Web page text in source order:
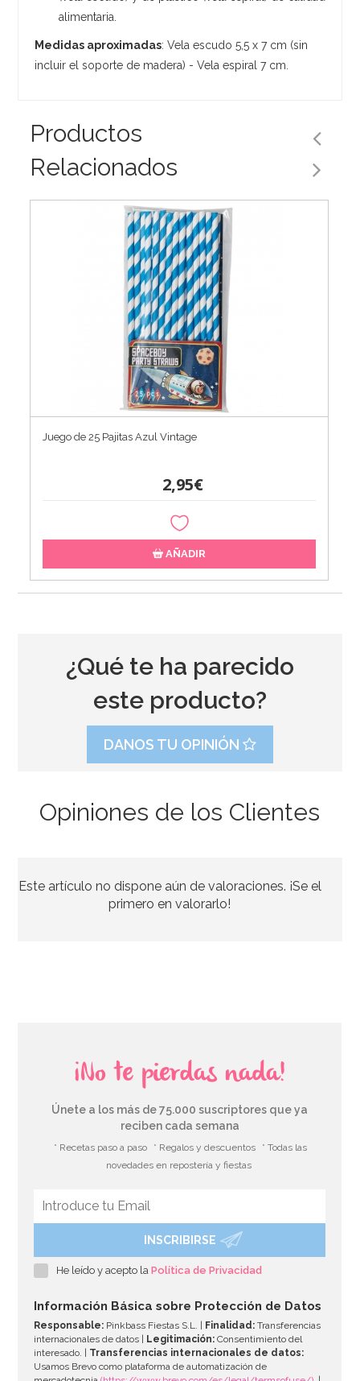
alimentaria.
Medidas aproximadas: Vela escudo 5,5 x 7 cm (sin
incluir el soporte de madera) - Vela espiral 7 cm.
Productos
Relacionados
Juego de 25 Pajitas Azul Vintage
2,95€
AÑADIR
64,95€ 54,55€
Stand con Ondas Rosa para Tartas 27,5 cm
AÑADIR
¿Qué te ha parecido
este producto?
DANOS TU OPINIÓN
Opiniones de los Clientes
Este artículo no dispone aún de valoraciones. ¡Se el
primero en valorarlo!
¡No te pierdas nada!
Únete a los más de 75.000 suscriptores que ya
reciben cada semana
* Recetas paso a paso * Regalos y descuentos
* Todas las
novedades en repostería y fiestas
INSCRIBIRSE
He leído y acepto laPolítica de Privacidad
Información Básica sobre Protección de Datos
Responsable: Pinkbass Fiestas S.L. | Finalidad: Transferencias
internacionales de datos |
Legitimación: Consentimiento del
interesado. | Transferencias internacionales de datos:
Usamos Brevo como plataforma de automatización de